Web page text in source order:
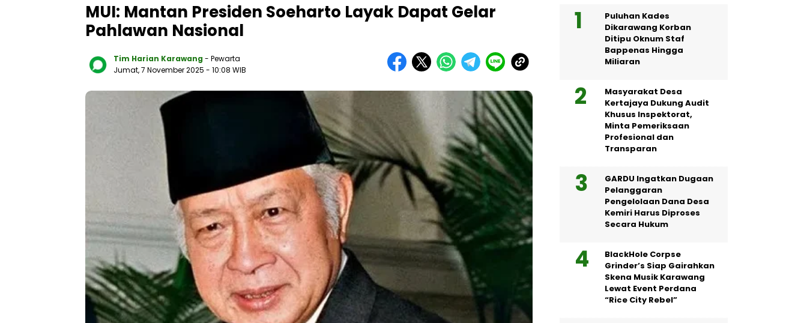
MUI: Mantan Presiden Soeharto Layak Dapat Gelar
Pahlawan Nasional
Tim Harian Karawang - Pewarta
Jumat, 7 November 2025 - 10:08 WIB
Puluhan Kades
Dikarawang Korban
Ditipu Oknum Staf
Bappenas Hingga
Miliaran
Masyarakat Desa
Kertajaya Dukung Audit
Khusus Inspektorat,
Minta Pemeriksaan
Profesional dan
Transparan
GARDU Ingatkan Dugaan
Pelanggaran
Pengelolaan Dana Desa
Kemiri Harus Diproses
Secara Hukum
BlackHole Corpse
Grinder’s Siap Gairahkan
Skena Musik Karawang
Lewat Event Perdana
“Rice City Rebel”